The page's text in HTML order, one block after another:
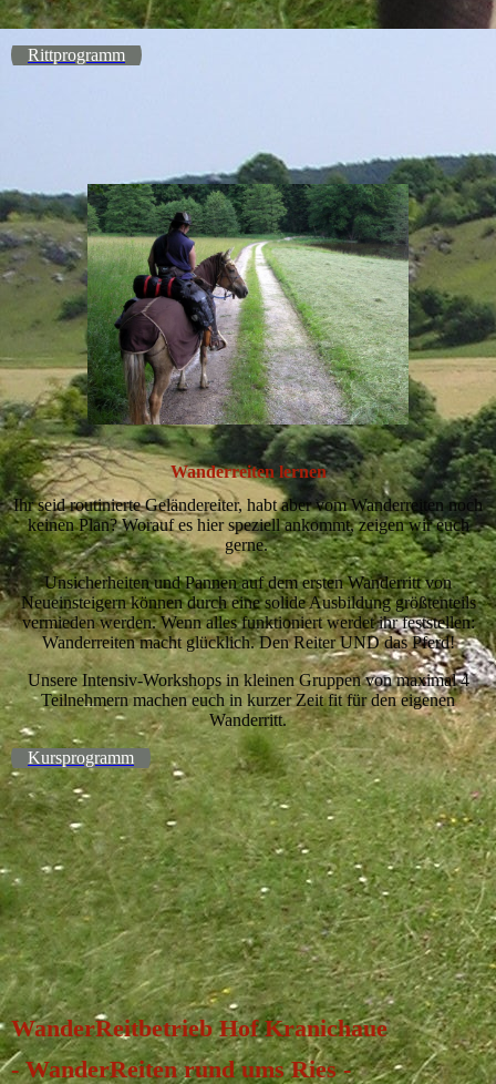
Rittprogramm
Wanderreiten lernen
Ihr seid routinierte Geländereiter, habt aber vom Wanderreiten noch
keinen Plan? Worauf es hier speziell ankommt, zeigen wir euch
gerne.
Unsicherheiten und Pannen auf dem ersten Wanderritt von
Neueinsteigern können durch eine solide Ausbildung größtenteils
vermieden werden. Wenn alles funktioniert werdet ihr feststellen:
Wanderreiten macht glücklich. Den Reiter UND das Pferd!
Unsere Intensiv-Workshops in kleinen Gruppen von maximal 4
Teilnehmern machen euch in kurzer Zeit fit für den eigenen
Wanderritt.
Kursprogramm
WanderReitbetrieb Hof Kranichaue
- WanderReiten rund ums Ries -